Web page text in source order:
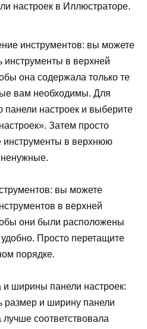
настроек в Иллюстраторе.
инструментов: вы можете
инструменты в верхней
она содержала только те
вам необходимы. Для
панели настроек и выберите
Затем просто
инструменты в верхнюю
ненужные.
вы можете
в верхней
они были расположены
Просто перетащите
порядке.
ширины панели настроек:
размер и ширину панели
лучше соответствовала